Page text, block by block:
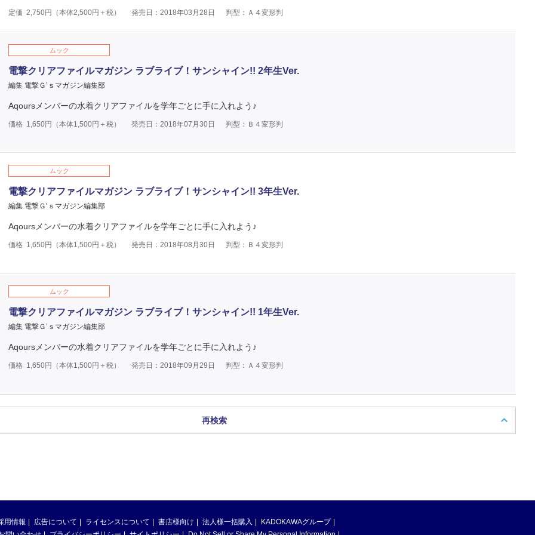
定価 2,750円（本体2,500円＋税） 発売日：2018年03月28日 判型：Ａ４変形判
ムック
電撃クリアファイルマガジン ラブライブ！サンシャイン!! 2年生Ver.
編集 電撃Ｇ’ｓマガジン編集部
Aqoursメンバーの水着クリアファイルを学年ごとに手に入れよう♪
価格 1,650円（本体1,500円＋税） 発売日：2018年07月30日 判型：Ｂ４変形判
ムック
電撃クリアファイルマガジン ラブライブ！サンシャイン!! 3年生Ver.
編集 電撃Ｇ’ｓマガジン編集部
Aqoursメンバーの水着クリアファイルを学年ごとに手に入れよう♪
価格 1,650円（本体1,500円＋税） 発売日：2018年08月30日 判型：Ｂ４変形判
ムック
電撃クリアファイルマガジン ラブライブ！サンシャイン!! 1年生Ver.
編集 電撃Ｇ’ｓマガジン編集部
Aqoursメンバーの水着クリアファイルを学年ごとに手に入れよう♪
価格 1,650円（本体1,500円＋税） 発売日：2018年09月29日 判型：Ａ４変形判
再検索
用情報 広告について ライセンスについて 書店様向け 法人様一括購入
KADOKAWAグループ